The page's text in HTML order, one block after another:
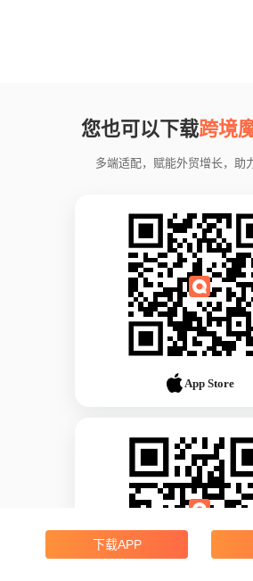
您也可以下载跨境
多端适配，赋能外贸增长，助
App Store
下载APP